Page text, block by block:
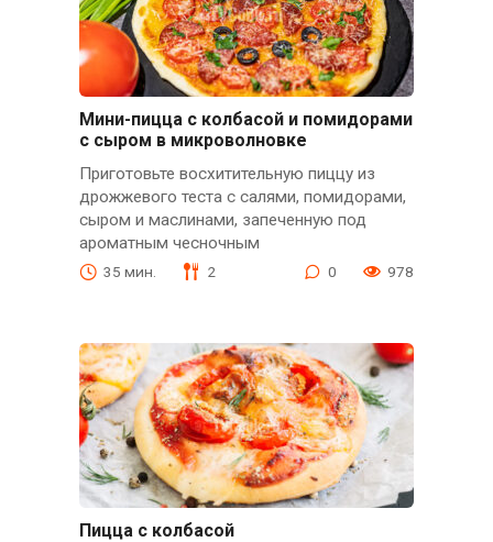
Мини-пицца с колбасой и помидорами
с сыром в микроволновке
Приготовьте восхитительную пиццу из
дрожжевого теста с салями, помидорами,
сыром и маслинами, запеченную под
ароматным чесночным
35 мин. 2 0 978
Пицца с колбасой